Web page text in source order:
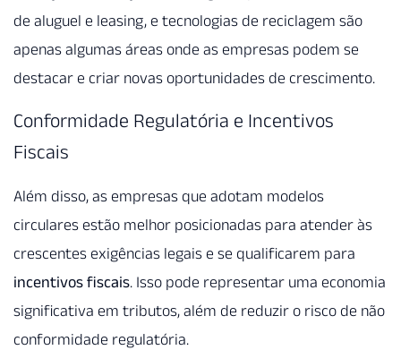
de aluguel e leasing, e tecnologias de reciclagem são
apenas algumas áreas onde as empresas podem se
destacar e criar novas oportunidades de crescimento.
Conformidade Regulatória e Incentivos
Fiscais
Além disso, as empresas que adotam modelos
circulares estão melhor posicionadas para atender às
crescentes exigências legais e se qualificarem para
incentivos fiscais. Isso pode representar uma economia
significativa em tributos, além de reduzir o risco de não
conformidade regulatória.